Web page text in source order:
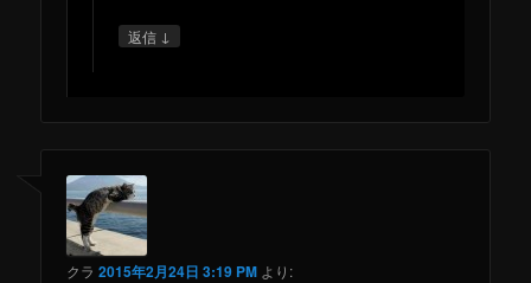
返信 ↓
クラ 2015年2月24日 3:19 PM より: